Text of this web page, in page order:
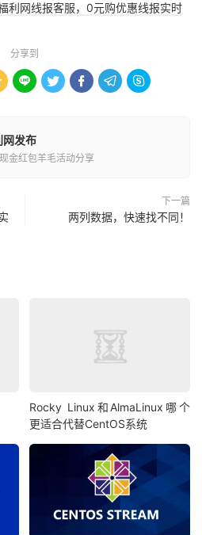
利网线报客服，0元购优惠线报实时
分享到
    
网发布
金红包羊毛活动分享
下一篇
两列数据，快速找不同！
Rocky Linux和AlmaLinux哪个
更适合代替CentOS系统